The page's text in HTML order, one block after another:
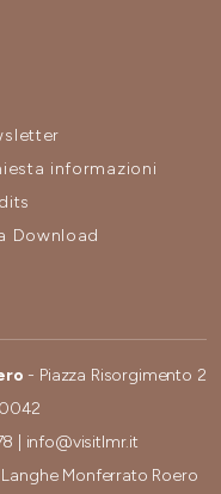
informazioni
Download
- Piazza Risorgimento 2
info@visitlmr.it
Monferrato Roero